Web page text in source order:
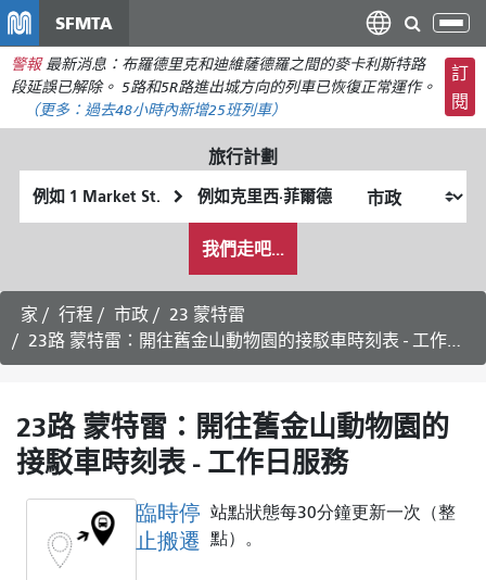
主
要
內
容
SFMTA
切
換
導
航
警報 最新消息：布羅德里克和迪維薩德羅之間的麥卡利斯特路
段延誤已解除。 5路和5R路進出城方向的列車已恢復正常運作。
（更多： 過去48小時內新增25班列車）
訂
閱
旅行計劃
起
始
終
點
我
希
望
的
旅
行
式
我們走吧...
家 行程 市政
23 蒙特雷
23路 蒙特雷：開往舊金山動物園的接駁車時刻表 - 工作日服務
23路 蒙特雷：開往舊金山動物園的
接駁車時刻表 - 工作日服務
臨時停
止搬遷
站點狀態每30分鐘更新一次（整
點）。